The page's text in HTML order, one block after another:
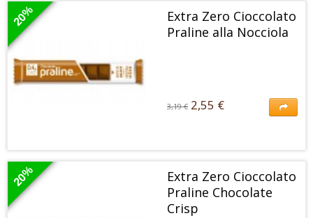
per restare leggeri soddisfacendo la golosità
20%
Extra Zero Cioccolato
Praline alla Nocciola
3,19 € 2,55 €
basso contenuto di carboidrati che migliora...
20%
Extra Zero Cioccolato
Praline Chocolate
Crisp